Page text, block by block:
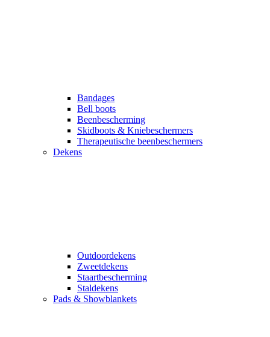
Bandages
Bell boots
Beenbescherming
Skidboots & Kniebeschermers
Therapeutische beenbeschermers
Dekens
Outdoordekens
Zweetdekens
Staartbescherming
Staldekens
Pads & Showblankets